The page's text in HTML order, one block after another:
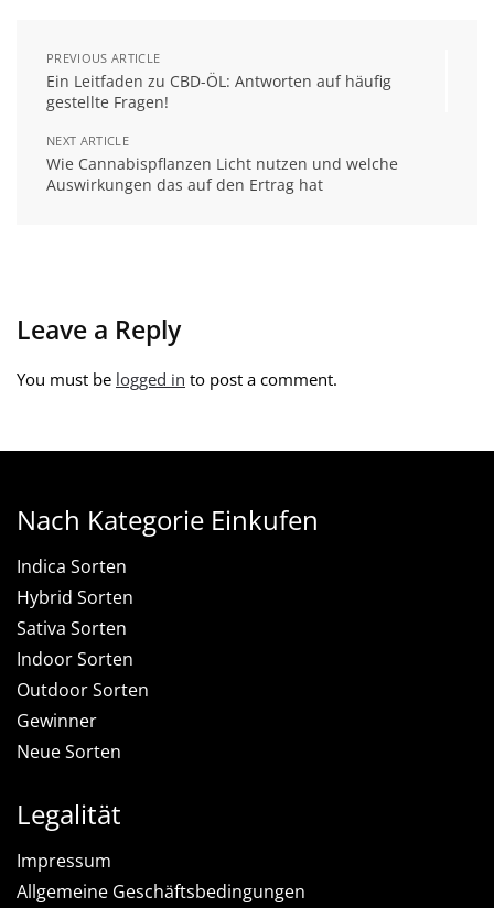
PREVIOUS ARTICLE
Ein Leitfaden zu CBD-ÖL: Antworten auf häufig
gestellte Fragen!
NEXT ARTICLE
Wie Cannabispflanzen Licht nutzen und welche
Auswirkungen das auf den Ertrag hat
Leave a Reply
You must be logged in to post a comment.
Nach Kategorie Einkufen
Indica Sorten
Hybrid Sorten
Sativa Sorten
Indoor Sorten
Outdoor Sorten
Gewinner
Neue Sorten
Legalität
Impressum
Allgemeine Geschäftsbedingungen